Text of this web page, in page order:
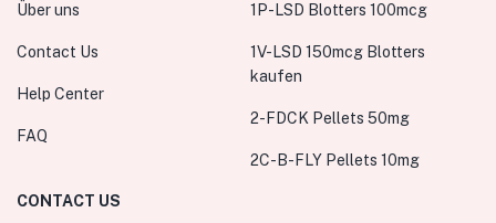
Über uns
Contact Us
Help Center
FAQ
1P-LSD Blotters 100mcg
1V-LSD 150mcg Blotters
kaufen
2-FDCK Pellets 50mg
2C-B-FLY Pellets 10mg
CONTACT US